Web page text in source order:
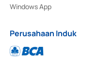
Windows App
Perusahaan Induk